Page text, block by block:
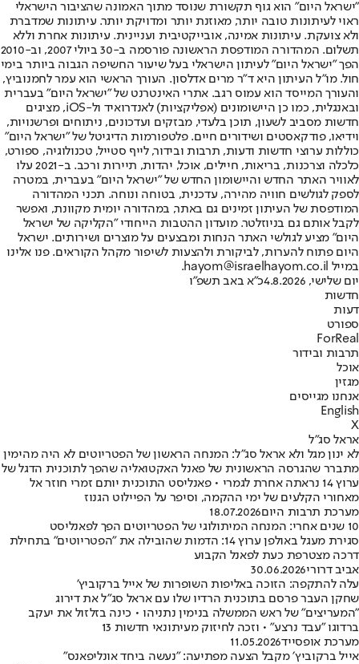
"ישראל היום" הוא גוף תקשורת שנוסד מתוך האמונה שהציבור הישראלי
ראוי לעיתונות טובה יותר, מאוזנת יותר ומדויקת יותר. עיתונות שמדברת
ולא צועקת. עיתונות אמינה, אובייקטיבית ועניינית. עיתונות אחרת וללא
תשלום. המהדורה המודפסת הראשונה פורסמה ב-30 ביולי 2007, וב-2010
הפך "ישראל היום" לעיתון הישראלי בעל שיעור החשיפה הגבוה ביותר בימי
חול. מו"ל העיתון היא ד"ר מרים אדלסון. העורך הראשי הוא עמר לחמנוביץ,
והעורך המייסד הוא עמוס רגב. אתרי האינטרנט של "ישראל היום" בעברית
ובאנגלית, כמו כן היישומונים (אפליקציות) לאנדרואיד ול-iOS, מציגים
חדשות מסביב לשעון, תוכן בלעדי, מבזקים ועדכונים, ניתוחים ופרשנויות,
וידיאו, פודקאסטים ושידורים חיים. פלטפורמות הדיגיטל של "ישראל היום"
כוללות ערוצי חדשות ודעות, תרבות ובידור, לייף סטייל, טכנולוגיה, ספורט,
כלכלה וצרכנות, בריאות, חיילים, אוכל, יהדות, תיירות ורכב. ב-2021 עלו
לאוויר האתר החדש והיישומון החדש של "ישראל היום" בעברית, במטרה
לספק לגולשים חוויה מהירה, עדכנית, בטוחה ונוחה. תכני המהדורה
המודפסת של העיתון זמינים גם באתר, במהדורה יומית מקוונת, ואפשר
לקבל אותם גם בניוזלטר. מועדון ההטבות הייחודי "הקליקה של ישראל
היום" מציע לגולשי האתר הנחות ומבצעים על מוצרים ושירותים. ישראל
היום פתוח להערות, לביקורת ולהצעות לשיפור מקהל הקוראים. פנו אלינו
במייל hayom@israelhayom.co.il.
יום שלישי, 4.8.2026
כ"א באב תשפ"ו
חדשות
דעות
ספורט
ForReal
תרבות ובידור
אוכל
מגזין
אנחנו מגייסים
English
X
אראל סג"ל
לא ינון מגל ולא אראל סג"ל: המנחה הראשון של הפטריוטים לא היה מהימין
מתברר שהגרסה הראשונית של פאנל האקטואליה שהפך לתוכנית הדגל של
ערוץ 14 נראתה אחרת לגמרי • פאנליסט התוכנית יותם זמרי חוזר אל
מאחורי הקלעים של ימי ההקמה, וסיפר על הפיילוט הגנוז
מערכת תרבות היום18.07.2026
10 שנים אחרי: המנחה המיתולוגי של הפטריוטים הפך לפאנליסט
סגירת מעגל באולפן ערוץ 14: הדמות שהובילה את "הפטריוטים" בתחילת
דרכה מצטרפת כעת לפאנל הקבוע
אביב דרורי30.06.2026
עלה להתקפה: הזוכה באליפות השופרות של אייל ברקוביץ'
שחקן העבר פרסם בתוכנית הרדיו שלו עם אראל סג"ל את דירוג
"המעריצים" של ראש הממשלה בנימין נתניהו • כינה בזלזול את יעקב
ברדוגו "עבד נרצע" • וזכה לחיזוק מעיתונאי חדשות 13
מערכת אופסייד11.05.2026
אייל ברקוביץ׳ מקבל הצעה מפתיעה: "נעשה ביחד אונליפאנס"